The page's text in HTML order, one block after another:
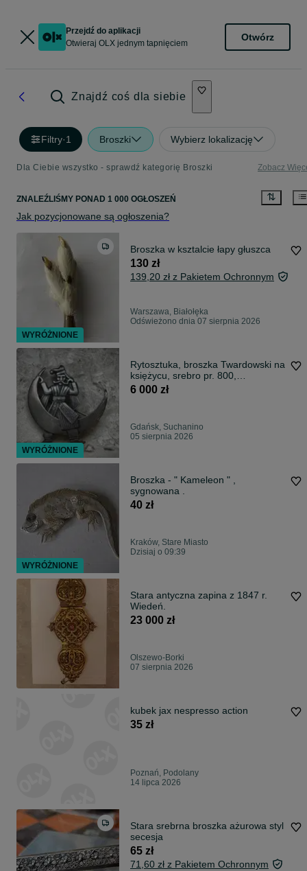
Przejdź do aplikacji
Otwieraj OLX jednym tapnięciem
Otwórz
Znajdź coś dla siebie
Filtry·1 Broszki Wybierz lokalizację
Dla Ciebie wszystko - sprawdź kategorię Broszki Zobacz
ZNALEŹLIŚMY PONAD 1 000 OGŁOSZEŃ
Jak pozycjonowane są ogłoszenia?
Broszka w ksztalcie łapy głuszca
130 zł
139,20 zł z Pakietem Ochronnym
Warszawa, Białołęka
Odświeżono dnia 07 sierpnia 2026
Rytosztuka, broszka Twardowski na
księżycu, srebro pr. 800,
D.Sokolnicka, l.1952-57
6 000 zł
Gdańsk, Suchanino
05 sierpnia 2026
Broszka - " Kameleon " ,
sygnowana .
40 zł
Kraków, Stare Miasto
Dzisiaj o 09:39
Stara antyczna zapina z 1847 r.
Wiedeń.
23 000 zł
Olszewo-Borki
07 sierpnia 2026
kubek jax nespresso action
35 zł
Poznań, Podolany
14 lipca 2026
Stara srebrna broszka ażurowa styl
secesja
65 zł
71,60 zł z Pakietem Ochronnym
WYRÓŻNIONE
WYRÓŻNIONE
WYRÓŻNIONE